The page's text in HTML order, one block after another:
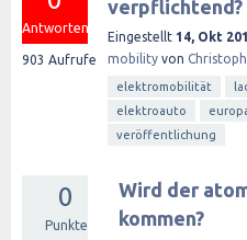
Antworten
903 Aufrufe
verpflichtend?
Eingestellt 14, Okt
mobility von
elektromobilität
elektroauto
veröffentlichung
0
Punkte
Wird der
kommen?